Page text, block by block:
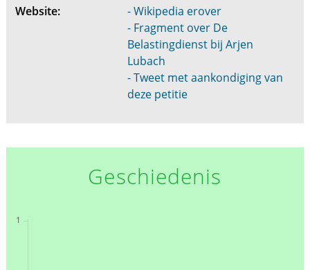
Website:
- Wikipedia erover
- Fragment over De
Belastingdienst bij Arjen
Lubach
- Tweet met aankondiging van
deze petitie
Geschiedenis